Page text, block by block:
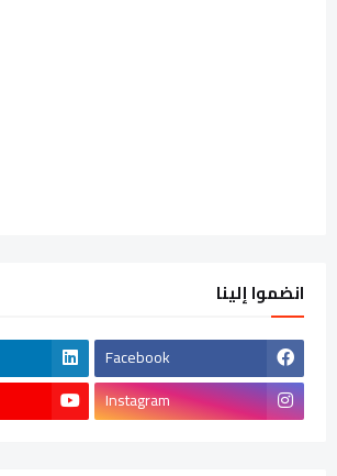
انضموا إلينا
Facebook
Instagram